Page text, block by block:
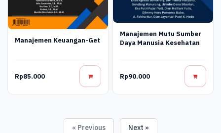
Manajemen Keuangan-Get
Rp85.000
Manajemen Mutu Sumber
Daya Manusia Kesehatan
Rp90.000
« Previous Next »